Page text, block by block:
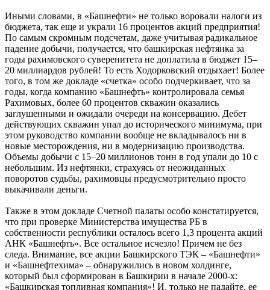
Иными словами, в «Башнефти» не только воровали налоги из
бюджета, так еще и украли 16 процентов акций предприятия!
По самым скромным подсчетам, даже учитывая радикальное
падение добычи, получается, что башкирская нефтянка за
годы рахимовского суверенитета не доплатила в бюджет 15–
20 миллиардов рублей! То есть Ходорковский отдыхает! Более
того, в том же докладе «счетка» особо подчеркивает, что за
годы, когда компанию «Башнефть» контролировала семья
Рахимовых, более 60 процентов скважин оказались
заглушенными и ожидали очереди на консервацию. Дебет
действующих скважин упал до исторического минимума, при
этом руководство компании вообще не вкладывалось ни в
новые месторождения, ни в модернизацию производства.
Объемы добычи с 15–20 миллионов тонн в год упали до 10 с
небольшим. Из нефтянки, страхуясь от неожиданных
поворотов судьбы, рахимовцы предусмотрительно просто
выкачивали деньги.
Также в этом докладе Счетной палаты особо констатируется,
что при проверке Министерства имущества РБ в
собственности республики осталось всего 1,3 процента акций
АНК «Башнефть». Все остальное исчезло! Причем не без
следа. Внимание, все акции Башкирского ТЭК – «Башнефти»
и «Башнефтехима» – обнаружились в новом холдинге,
который был сформирован в Башкирии в начале 2000-х:
«Башкирская топливная компания»! И, только не падайте, ее